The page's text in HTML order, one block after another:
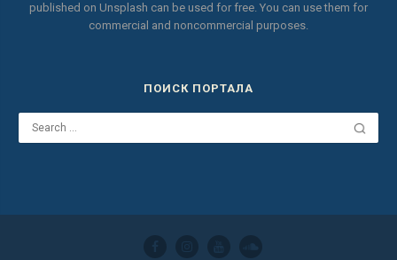
published on Unsplash can be used for free. You can use them for
commercial and noncommercial purposes.
ПОИСК ПОРТАЛА